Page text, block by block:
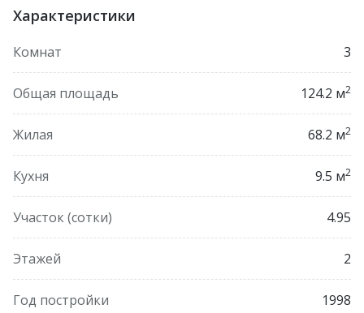
Характеристики
Комнат 3
Общая площадь 124.2 м2
Жилая 68.2 м2
Кухня 9.5 м2
Участок (сотки) 4.95
Этажей 2
Год постройки 1998